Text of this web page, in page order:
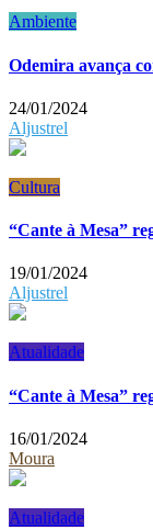
Ambiente
Odemira avança
24/01/2024
Aljustrel
Cultura
“Cante à Mesa”
19/01/2024
Aljustrel
Atualidade
“Cante à Mesa”
16/01/2024
Moura
Atualidade